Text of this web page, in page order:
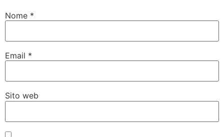
Nome *
Email *
Sito web